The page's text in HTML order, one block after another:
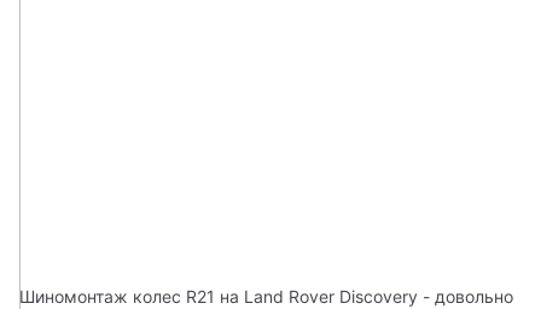
Шиномонтаж колес R21 на Land Rover Discovery - довольно